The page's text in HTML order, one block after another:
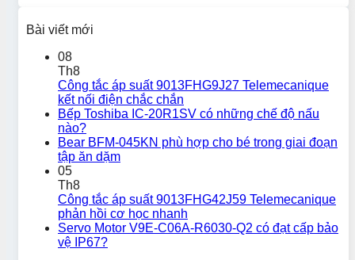
Bài viết mới
08
Th8
Công tắc áp suất 9013FHG9J27 Telemecanique
kết nối điện chắc chắn
Bếp Toshiba IC-20R1SV có những chế độ nấu
nào?
Bear BFM-045KN phù hợp cho bé trong giai đoạn
tập ăn dặm
05
Th8
Công tắc áp suất 9013FHG42J59 Telemecanique
phản hồi cơ học nhanh
Servo Motor V9E-C06A-R6030-Q2 có đạt cấp bảo
vệ IP67?